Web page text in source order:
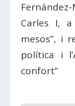
Carles I, a
mesos”, i
política i
confort”